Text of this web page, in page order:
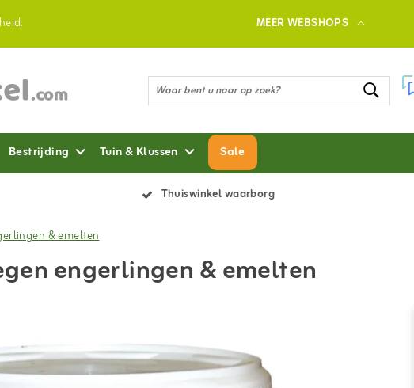
MEER WEBSHOPS
Bestrijding Tuin & Klussen Sale
Thuiswinkel waarborg
& emelten
engerlingen & emelten